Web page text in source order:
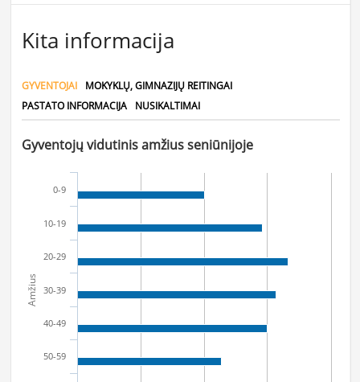
Kita informacija
GYVENTOJAI
MOKYKLŲ, GIMNAZIJŲ REITINGAI
PASTATO INFORMACIJA
NUSIKALTIMAI
Gyventojų vidutinis amžius seniūnijoje
Amžius
0-9
10-19
20-29
30-39
40-49
50-59